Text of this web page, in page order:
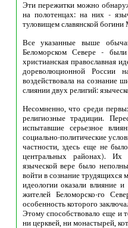
Эти пережитки можно
на полотенцах: на них -
туловищем славянской
Все указанные выше
Беломорском Севере -
христианская православная
дореволюционной России
воздействовала на сознание
слиянии двух религий:
Несомненно, что среди
религиозные традиции.
испытавшие серьезное
социально-политические
частности, здесь еще не
центральных районах). Их
языческой вере было
войти в сознание трудящихся
идеологии оказали влияние
жителей Беломорско-го
особенность которого
Этому способствовало еще и
ни церквей, ни монастырей,